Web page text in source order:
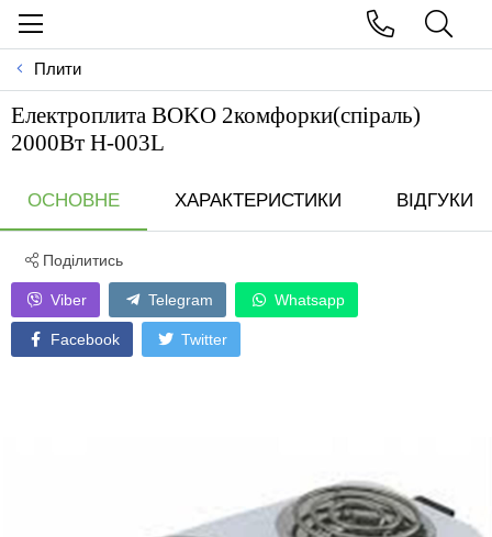
Плити
Електроплита BOKO 2комфорки(спiраль)
2000Вт Н-003L
ОСНОВНЕ ХАРАКТЕРИСТИКИ ВІДГУКИ
Поділитись
Viber Telegram Whatsapp
Facebook Twitter